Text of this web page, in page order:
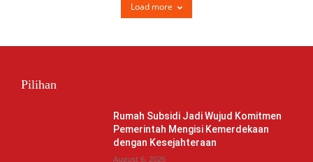
Load more
Pilihan
Rumah Subsidi Jadi Wujud Komitmen
Pemerintah Mengisi Kemerdekaan
dengan Kesejahteraan
August 6, 2026